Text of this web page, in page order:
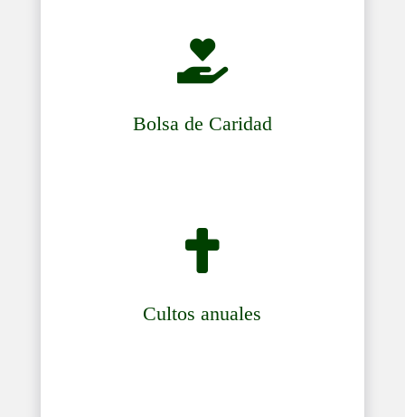

Bolsa de Caridad

Cultos anuales